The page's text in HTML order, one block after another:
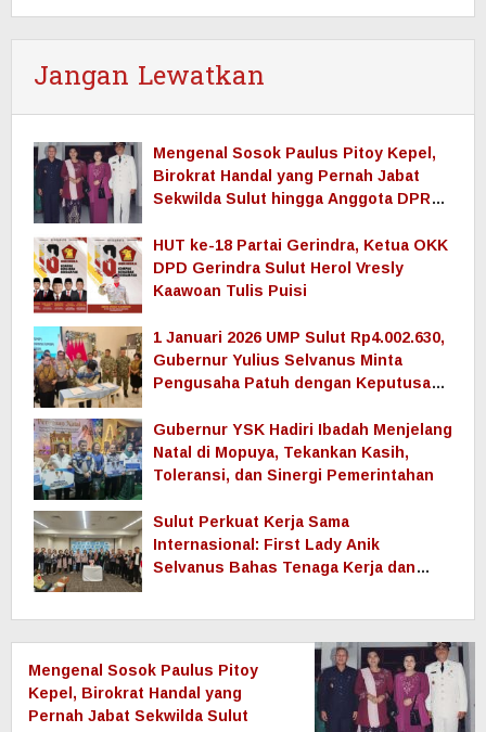
Jangan Lewatkan
Mengenal Sosok Paulus Pitoy Kepel,
Birokrat Handal yang Pernah Jabat
Sekwilda Sulut hingga Anggota DPRD
HUT ke-18 Partai Gerindra, Ketua OKK
DPD Gerindra Sulut Herol Vresly
Kaawoan Tulis Puisi
1 Januari 2026 UMP Sulut Rp4.002.630,
Gubernur Yulius Selvanus Minta
Pengusaha Patuh dengan Keputusan
Gubernur YSK Hadiri Ibadah Menjelang
Natal di Mopuya, Tekankan Kasih,
Toleransi, dan Sinergi Pemerintahan
Sulut Perkuat Kerja Sama
Internasional: First Lady Anik
Selvanus Bahas Tenaga Kerja dan
Mengenal Sosok Paulus Pitoy
Kepel, Birokrat Handal yang
Pernah Jabat Sekwilda Sulut